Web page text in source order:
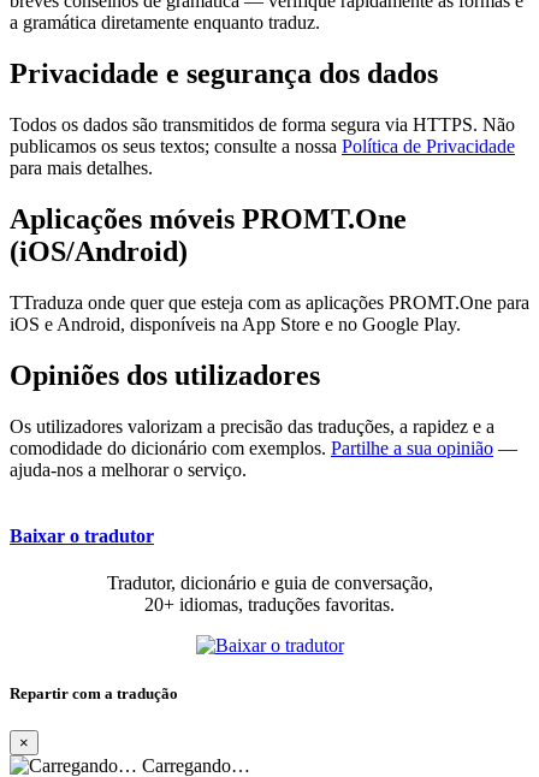
a gramática diretamente enquanto traduz.
Privacidade e segurança dos dados
Todos os dados são transmitidos de forma segura via HTTPS. Não
publicamos os seus textos; consulte a nossa Política de Privacidade
para mais detalhes.
Aplicações móveis PROMT.One
(iOS/Android)
TTraduza onde quer que esteja com as aplicações PROMT.One para
iOS e Android, disponíveis na App Store e no Google Play.
Opiniões dos utilizadores
Os utilizadores valorizam a precisão das traduções, a rapidez e a
comodidade do dicionário com exemplos. Partilhe a sua opinião —
ajuda-nos a melhorar o serviço.
Baixar o tradutor
Tradutor, dicionário e guia de conversação,
20+ idiomas, traduções favoritas.
Repartir com a tradução
×
Carregando…